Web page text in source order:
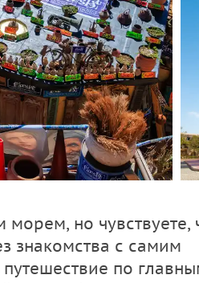
но чувствуете,
знакомства с самим
по